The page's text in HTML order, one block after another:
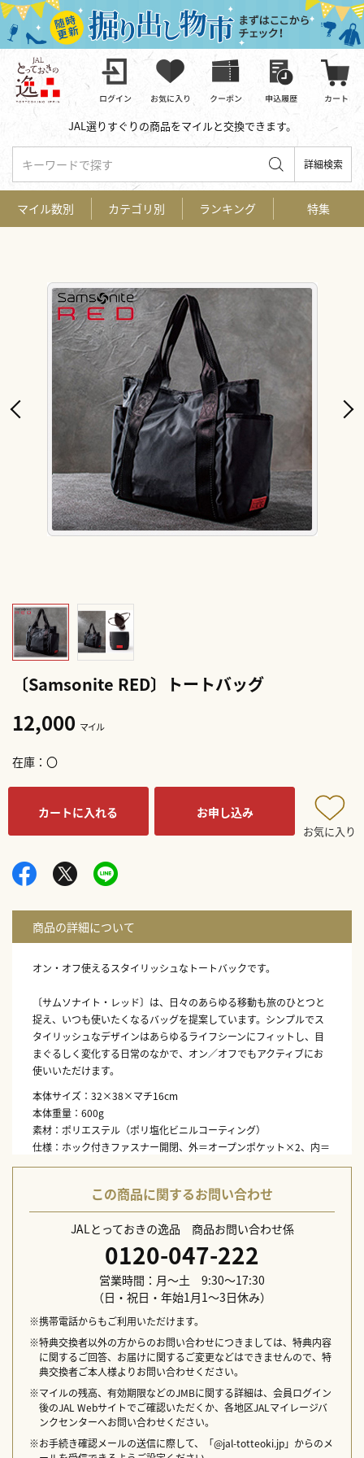
JAL選りすぐりの商品をマイルと交換できます。
キーワードで探す 詳細検索
〔Samsonite RED〕トートバッグ
12,000 マイル
在庫 〇
カートに入れる お申し込み
お気に入り
オン・オフ使えるスタイリッシュなトートバックです。
〔サムソナイト・レッド〕は、日々のあらゆる移動も旅のひとつと
捉え、いつも使いたくなるバッグを提案しています。シンプルでス
タイリッシュなデザインはあらゆるライフシーンにフィットし、目
まぐるしく変化する日常のなかで、オン／オフでもアクティブにお
使いいただけます。
本体サイズ：32×38×マチ16cm
本体重量：600g
素材：ポリエステル（ポリ塩化ビニルコーティング）
仕様：ホック付きファスナー開閉、外＝オープンポケット×2、内＝
オープンポケット×2
※メーカー生産事情により一部商品のデザイン・仕様が変更になる
場合がございます。
この商品に関するお問い合わせ
JALとっておきの逸品 商品お問い合わせ係
0120-047-222
営業時間：月～土 9:30～17:30
（日・祝日・年始1月1～3日休み）
※携帯電話からもご利用いただけます。
※特典交換者以外の方からのお問い合わせにつきましては、特典内容
に関するご回答、お届けに関するご変更などはできませんので、特
典交換者ご本人様よりお問い合わせください。
※マイルの残高、有効期限などのJMBに関する詳細は、会員ログイン
後のJAL Webサイトでご確認いただくか、各地区JALマイレージバ
ンクセンターへお問い合わせください。
※お手続き確認メールの送信に際して、「@jal-totteoki.jp」からのメ
マイル数別 カテゴリ別 ランキング 特集